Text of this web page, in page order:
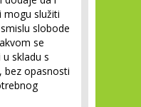
mogu služiti
slobode
se
skladu s
bez opasnosti